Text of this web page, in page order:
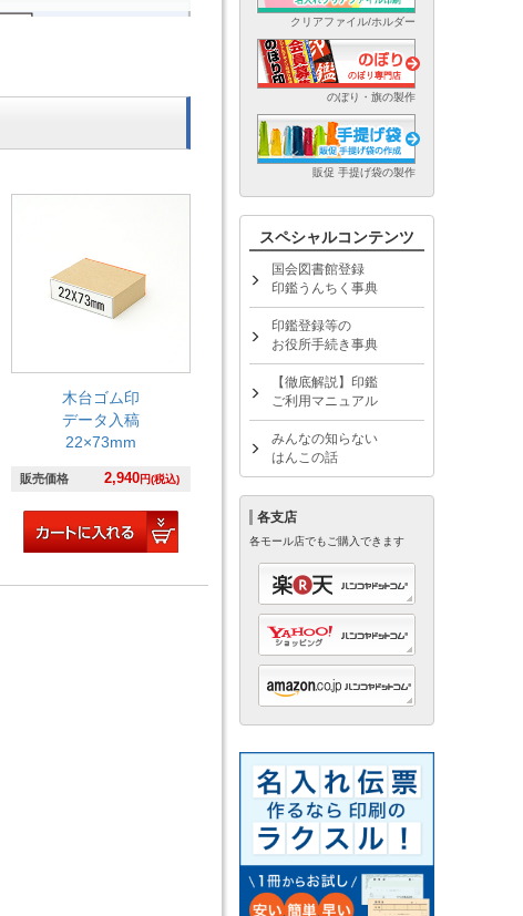
木台ゴム印
データ入稿
22×73mm
販売価格 2,940円(税込)
クリアファイル/ホルダー
のぼり・旗の製作
販促 手提げ袋の製作
スペシャルコンテンツ
国会図書館登録
印鑑うんちく事典
印鑑登録等の
お役所手続き事典
【徹底解説】印鑑
ご利用マニュアル
みんなの知らない
はんこの話
各支店
各モール店でもご購入できます